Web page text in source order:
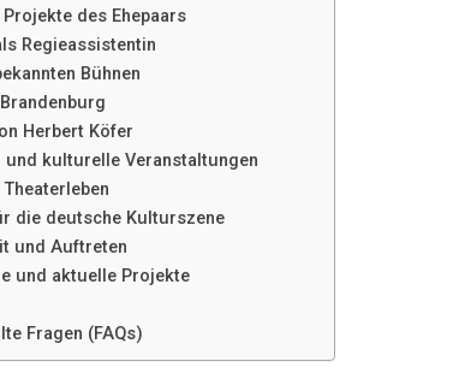
des Ehepaars
Regieassistentin
Bühnen
Herbert Köfer
und kulturelle Veranstaltungen
die deutsche Kulturszene
und Auftreten
und aktuelle Projekte
Fragen (FAQs)